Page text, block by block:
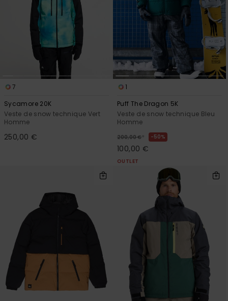
7
Sycamore 20K
Veste de snow technique Vert
Homme
250,00 €
1
Puff The Dragon 5K
Veste de snow technique Bleu
Homme
200,00 € * 50%
100,00 €
OUTLET